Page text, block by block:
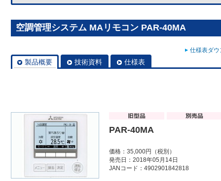
空調管理システム MAリモコン PAR-40MA
仕様表ダ
製品概要 技術資料 仕様表
PAR-40MA
価格：35,000円（税別）
発売日：2018年05月14日
JANコード：4902901842818